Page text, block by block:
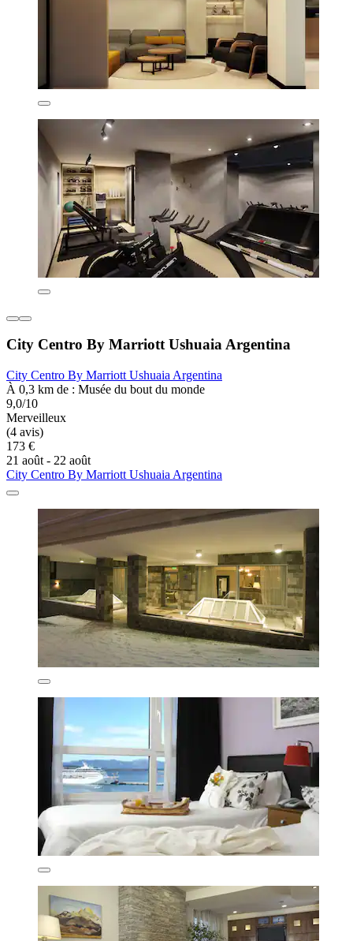
City Centro By Marriott Ushuaia Argentina
City Centro By Marriott Ushuaia Argentina
À 0,3 km de : Musée du bout du monde
9,0/10
Merveilleux
(4 avis)
173 €
21 août - 22 août
City Centro By Marriott Ushuaia Argentina